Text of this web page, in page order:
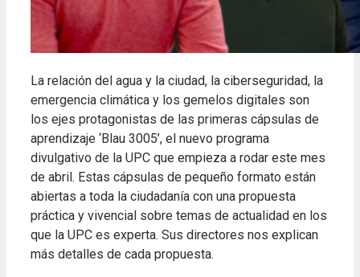
La relación del agua y la ciudad, la ciberseguridad, la
emergencia climática y los gemelos digitales son
los ejes protagonistas de las primeras cápsulas de
aprendizaje ‘Blau 3005’, el nuevo programa
divulgativo de la UPC que empieza a rodar este mes
de abril. Estas cápsulas de pequeño formato están
abiertas a toda la ciudadanía con una propuesta
práctica y vivencial sobre temas de actualidad en los
que la UPC es experta. Sus directores nos explican
más detalles de cada propuesta.